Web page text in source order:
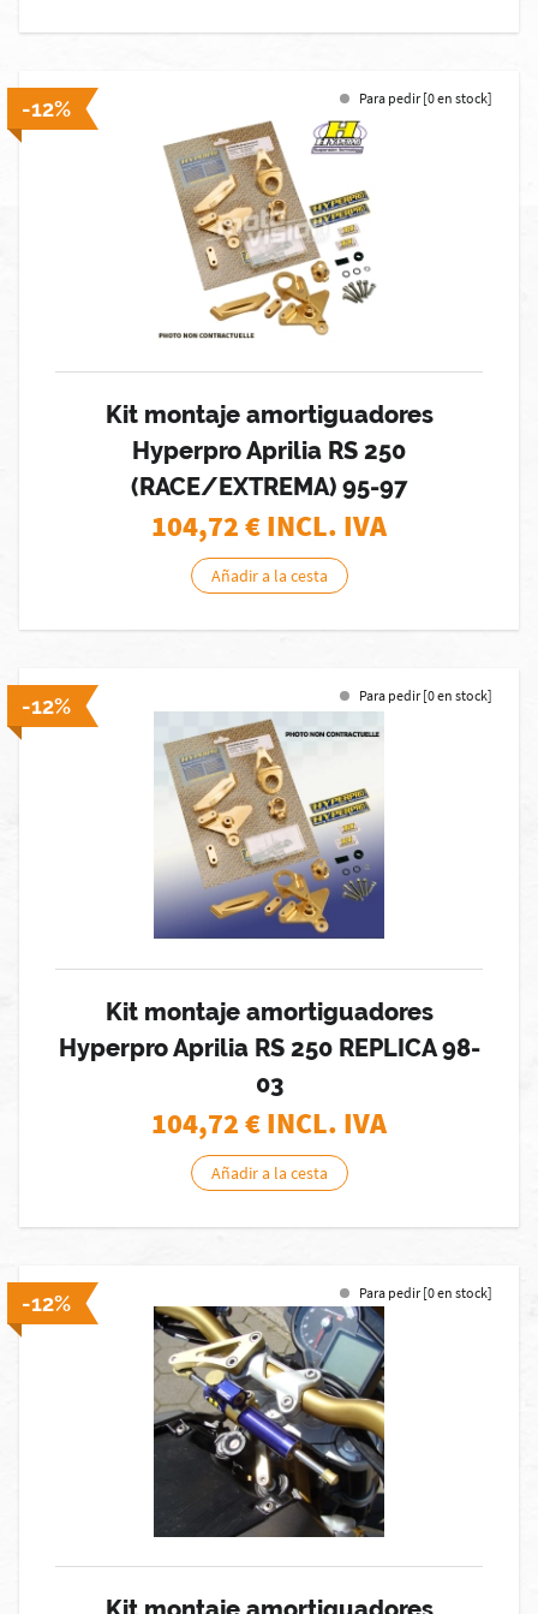
-12% Para pedir [0 en stock]
Kit montaje amortiguadores
Hyperpro Aprilia RS 250
(RACE/EXTREMA) 95-97
104,72€ INCL. IVA
Añadir a la cesta
-12% Para pedir [0 en stock]
Kit montaje amortiguadores
Hyperpro Aprilia RS 250 REPLICA 98-
03
104,72€ INCL. IVA
Añadir a la cesta
-12% Para pedir [0 en stock]